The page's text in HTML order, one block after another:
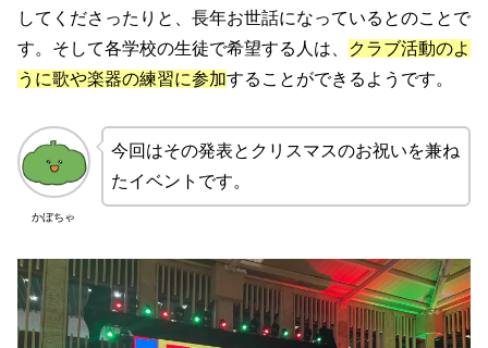
してくださったりと、長年お世話になっているとのことで
す。そして各学校の生徒で希望する人は、
クラブ活動のよ
うに歌や楽器の練習に参加することができるようです。
かぼちゃ
今回はその発表とクリスマスのお祝いを兼ね
たイベントです。